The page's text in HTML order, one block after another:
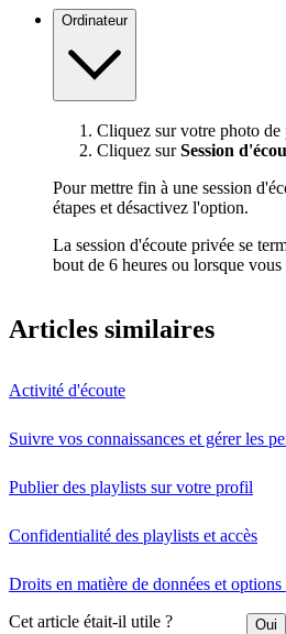
Ordinateur
Cliquez sur votre photo de
Cliquez surSession
Pour mettre fin à une session
étapes et désactivez l'option.
La session d'écoute privée se
bout de 6 heures ou lorsque
Articles similaires
Activité d'écoute
Suivre vos connaissances et gérer les
Publier des playlists sur votre profil
Confidentialité des playlists et accès
Droits en matière de données et
Cet article était-il utile ? Oui